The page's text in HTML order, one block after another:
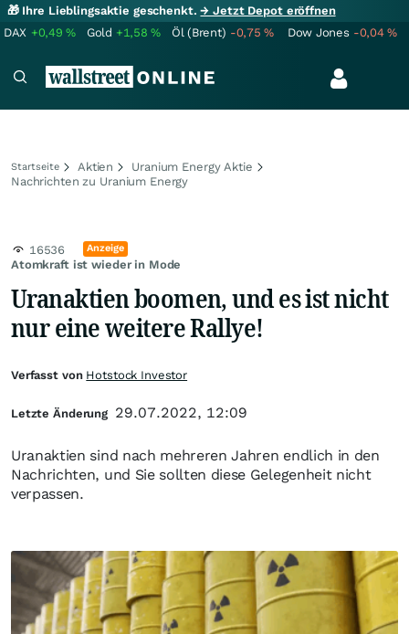
🎁 Ihre Lieblingsaktie geschenkt.→ Jetzt Depot eröffnen
DAX +0,49% Gold +1,58% Öl (Brent) -0,75% Dow Jones -0,04%
Startseite Aktien
Uranium Energy Aktie
Nachrichten zu Uranium Energy
Atomkraft ist wieder in Mode
16536 Anzeige
Uranaktien boomen, und es ist nicht
nur eine weitere Rallye!
Uranaktien sind nach mehreren Jahren endlich in den
Nachrichten, und Sie sollten diese Gelegenheit nicht
verpassen.
Verfasst von Hotstock Investor
Letzte Änderung 29.07.2022, 12:09